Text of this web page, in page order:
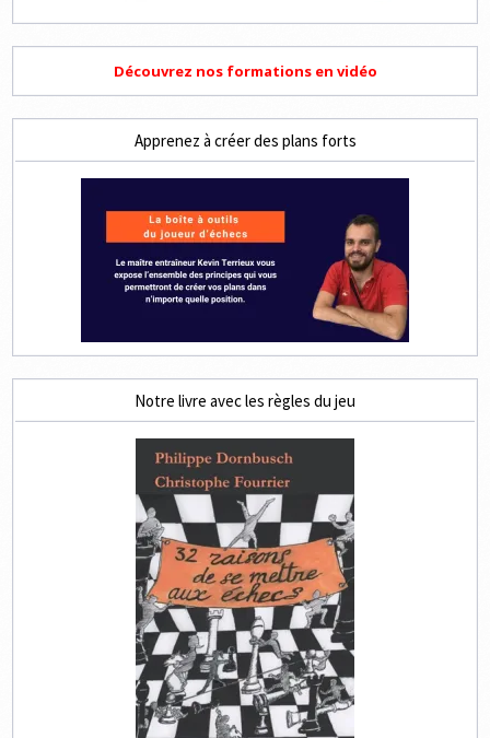
Découvrez nos formations en vidéo
Apprenez à créer des plans forts
Notre livre avec les règles du jeu